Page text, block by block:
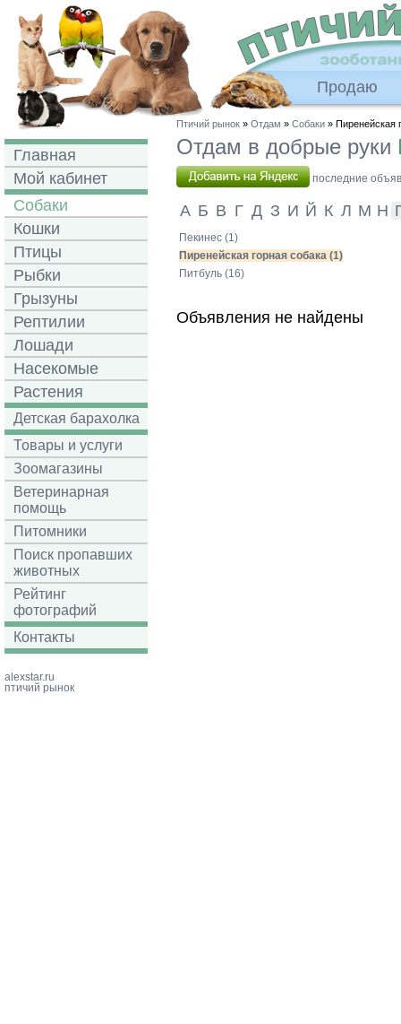
Продаю
Главная
Мой кабинет
Собаки
Кошки
Птицы
Рыбки
Грызуны
Рептилии
Лошади
Насекомые
Растения
Детская барахолка
Товары и услуги
Зоомагазины
Ветеринарная
помощь
Питомники
Поиск пропавших
животных
Рейтинг
фотографий
Контакты
Птичий рынок » Отдам » Собаки » Пиренейская
Отдам в добрые руки
последние
А Б В Г Д З И Й К Л М Н
Пекинес (1)
Пиренейская горная собака (1)
Питбуль (16)
Объявления не найдены
alexstar.ru
птичий рынок